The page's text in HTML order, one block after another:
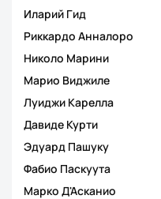
Иларий Гид
Риккардо Анналоро
Николо Марини
Марио Виджиле
Луиджи Карелла
Давиде Курти
Эдуард Пашуку
Фабио Паскуута
Марко Д'Асканио